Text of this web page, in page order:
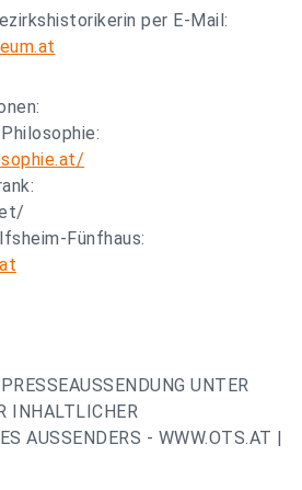
per E-Mail:
Fünfhaus:
UNTER
INHALTLICHER
AUSSENDERS - WWW.OTS.AT |